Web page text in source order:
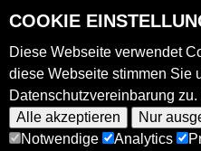
COOKIE
Diese Webseite verwendet
diese Webseite stimmen Sie
Datenschutzvereinbarung zu.
Alle akzeptieren
Nur
Notwendige
Analytics